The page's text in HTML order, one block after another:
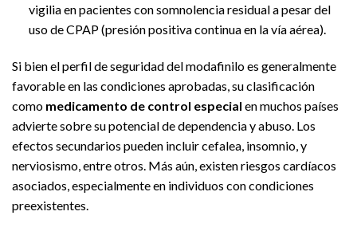
vigilia en pacientes con somnolencia residual a pesar del
uso de CPAP (presión positiva continua en la vía aérea).
Si bien el perfil de seguridad del modafinilo es generalmente
favorable en las condiciones aprobadas, su clasificación
como medicamento de control especial en muchos países
advierte sobre su potencial de dependencia y abuso. Los
efectos secundarios pueden incluir cefalea, insomnio, y
nerviosismo, entre otros. Más aún, existen riesgos cardíacos
asociados, especialmente en individuos con condiciones
preexistentes.